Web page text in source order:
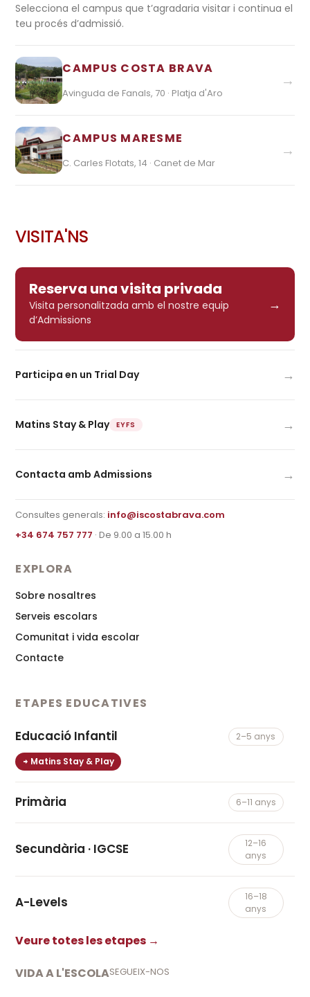
Selecciona el campus que t’agradaria visitar i continua el
teu procés d’admissió.
CAMPUS COSTA BRAVA
Avinguda de Fanals, 70 · Platja d'Aro
→
CAMPUS MARESME
C. Carles Flotats, 14 · Canet de Mar
→
VISITA'NS
Reserva una visita privada
Visita personalitzada amb el nostre equip
d’Admissions
→
Participa en un Trial Day →
Matins Stay & Play EYFS →
Contacta amb Admissions →
Consultes generals: info@iscostabrava.com
+34 674 757 777 · De 9.00 a 15.00 h
EXPLORA
Sobre nosaltres
Serveis escolars
Comunitat i vida escolar
Contacte
ETAPES EDUCATIVES
Educació Infantil 2–5 anys
Matins Stay & Play
Primària 6–11 anys
Secundària · IGCSE
12–16
anys
A-Levels
16–18
anys
Veure totes les etapes →
VIDA A L'ESCOLASEGUEIX-NOS